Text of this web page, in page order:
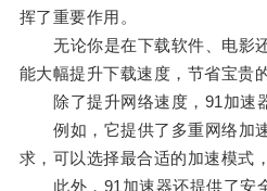
挥了重要作用。
无论你是在下载软件、电影
能大幅提升下载速度，节省宝贵
除了提升网络速度，91加速器
例如，它提供了多重网络加
求，可以选择最合适的加速模式
此外，91加速器还提供了安